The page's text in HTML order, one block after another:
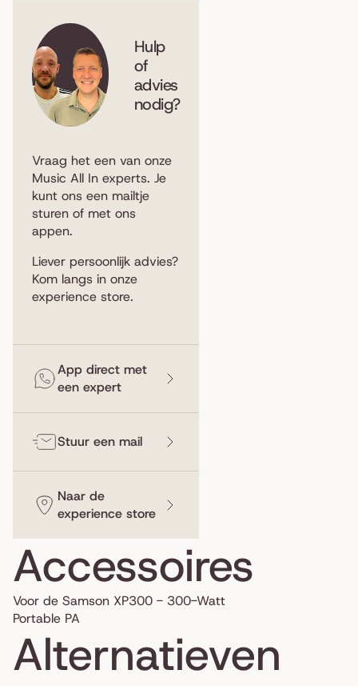
Hulp
of
advies
nodig?
Vraag het een van onze
Music All In experts. Je
kunt ons een mailtje
sturen of met ons
appen.
Liever persoonlijk advies?
Kom langs in onze
experience store.
App direct met
een expert
Stuur een mail
Naar de
experience store
Accessoires
Voor de Samson XP300 - 300-Watt
Portable PA
Alternatieven